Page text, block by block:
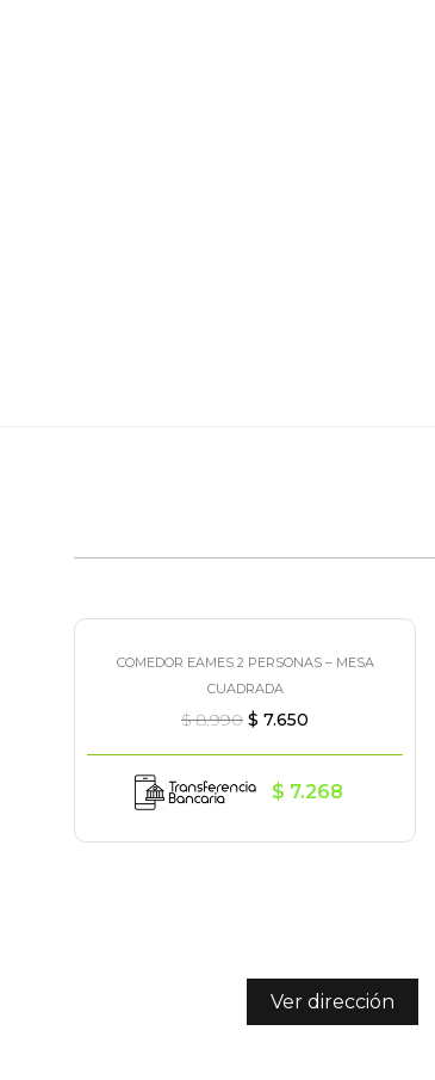
COMEDOR EAMES 2 PERSONAS – MESA
CUADRADA
$8.990 $ 7.650
$ 7.268
Ver dirección